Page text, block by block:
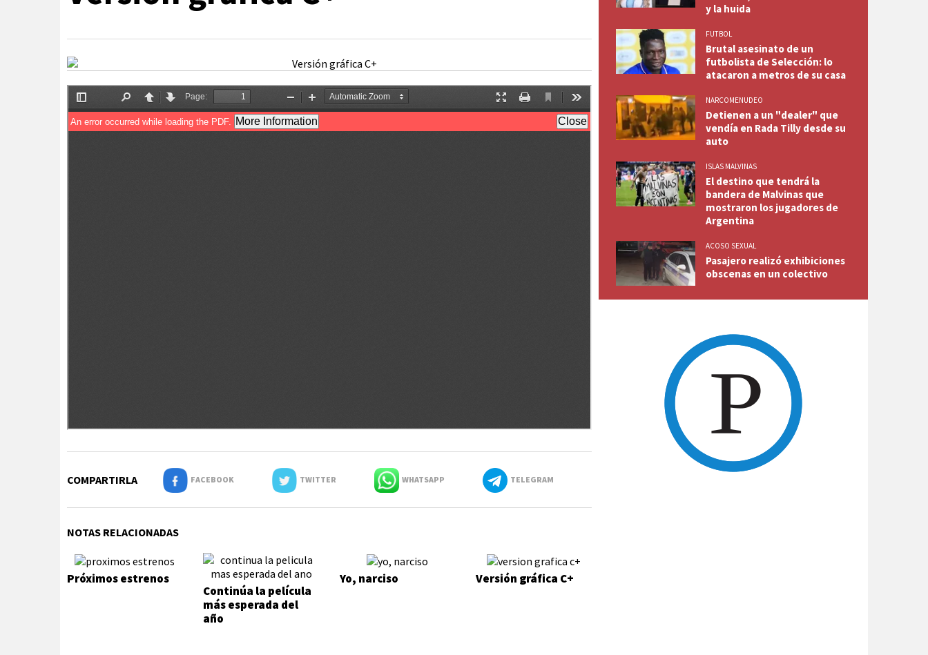
COMPARTIRLA FACEBOOK TWITTER WHATSAPP TELEGRAM
NOTAS RELACIONADAS
Próximos estrenos
Continúa la película
más esperada del
año
Yo, narciso Versión gráfica C+
y la huida
FUTBOL
Brutal asesinato de un
futbolista de Selección: lo
atacaron a metros de su casa
NARCOMENUDEO
Detienen a un "dealer" que
vendía en Rada Tilly desde su
auto
ISLAS MALVINAS
El destino que tendrá la
bandera de Malvinas que
mostraron los jugadores de
Argentina
ACOSO SEXUAL
Pasajero realizó exhibiciones
obscenas en un colectivo